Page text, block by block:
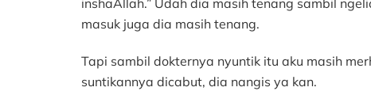
inshaAllah.” Udah dia masih tenang sambil
masuk juga dia masih tenang.
Tapi sambil dokternya nyuntik itu aku masih
suntikannya dicabut, dia nangis ya kan.